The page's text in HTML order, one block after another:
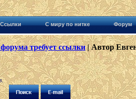
Ссылки С миру по нитке Форум
требует ссылки| Автор